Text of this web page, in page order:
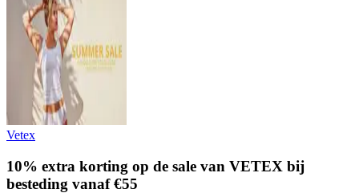
Vetex
10% extra korting op de sale van VETEX bij
besteding vanaf €55